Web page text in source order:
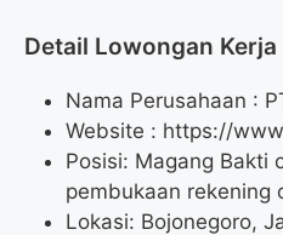
Detail Lowongan Kerja
Nama Perusahaan :
Website : https://
Posisi: Magang Bakti
pembukaan rekening
Lokasi: Bojonegoro,